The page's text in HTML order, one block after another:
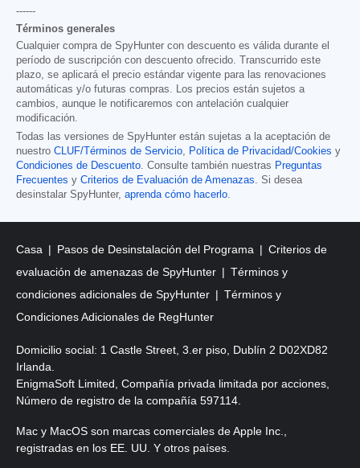
------
Términos generales
Cualquier compra de SpyHunter con descuento es válida durante el
período de suscripción con descuento ofrecido. Transcurrido este
plazo, se aplicará el precio estándar vigente para las renovaciones
automáticas y/o futuras compras. Los precios están sujetos a
cambios, aunque le notificaremos con antelación cualquier
modificación.
Todas las versiones de SpyHunter están sujetas a la aceptación de
nuestro CLUF/Términos de Servicio, Política de Privacidad/Cookies y
Condiciones de Descuento. Consulte también nuestras Preguntas
Frecuentes y Criterios de Evaluación de Amenazas. Si desea
desinstalar SpyHunter, aprenda cómo hacerlo.
Casa Pasos de Desinstalación del Programa
Criterios de
evaluación de amenazas de SpyHunter
Términos y
condiciones adicionales de SpyHunter
Términos y
Condiciones Adicionales de RegHunter
Domicilio social: 1 Castle Street, 3.er piso, Dublín 2 D02XD82
Irlanda.
EnigmaSoft Limited, Compañía privada limitada por acciones,
Número de registro de la compañía 597114.
Mac y MacOS son marcas comerciales de Apple Inc.,
registradas en los EE. UU. Y otros países.